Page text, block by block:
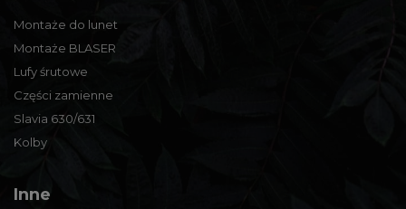
Montaże do lunet
Montaże BLASER
Lufy śrutowe
Części zamienne
Slavia 630/631
Kolby
Inne